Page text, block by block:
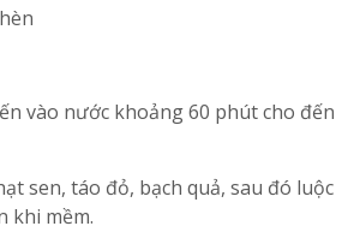
vào nước khoảng 60 phút cho đến
sen, táo đỏ, bạch quả, sau đó luộc
khi mềm.